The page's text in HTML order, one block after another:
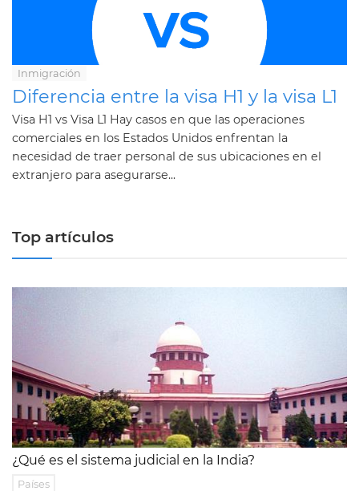
Inmigración
Diferencia entre la visa H1 y la visa L1
Visa H1 vs Visa L1 Hay casos en que las operaciones
comerciales en los Estados Unidos enfrentan la
necesidad de traer personal de sus ubicaciones en el
extranjero para asegurarse...
Top artículos
¿Qué es el sistema judicial en la India?
Países